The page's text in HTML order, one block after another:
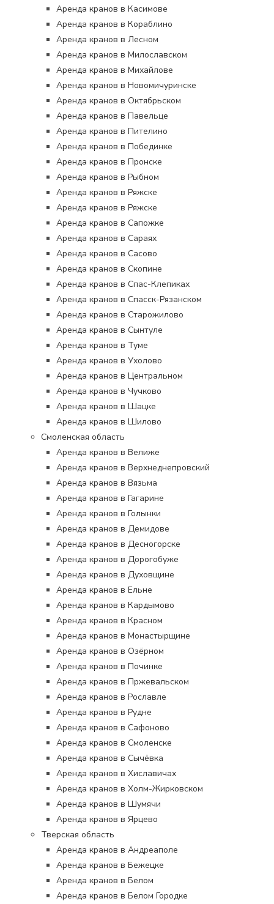
Аренда кранов в Касимове
Аренда кранов в Кораблино
Аренда кранов в Лесном
Аренда кранов в Милославском
Аренда кранов в Михайлове
Аренда кранов в Новомичуринске
Аренда кранов в Октябрьском
Аренда кранов в Павельце
Аренда кранов в Пителино
Аренда кранов в Побединке
Аренда кранов в Пронске
Аренда кранов в Рыбном
Аренда кранов в Ряжске
Аренда кранов в Ряжске
Аренда кранов в Сапожке
Аренда кранов в Сараях
Аренда кранов в Сасово
Аренда кранов в Скопине
Аренда кранов в Спас-Клепиках
Аренда кранов в Спасск-Рязанском
Аренда кранов в Старожилово
Аренда кранов в Сынтуле
Аренда кранов в Туме
Аренда кранов в Ухолово
Аренда кранов в Центральном
Аренда кранов в Чучково
Аренда кранов в Шацке
Аренда кранов в Шилово
Смоленская область
Аренда кранов в Велиже
Аренда кранов в Верхнеднепровский
Аренда кранов в Вязьма
Аренда кранов в Гагарине
Аренда кранов в Голынки
Аренда кранов в Демидове
Аренда кранов в Десногорске
Аренда кранов в Дорогобуже
Аренда кранов в Духовщине
Аренда кранов в Ельне
Аренда кранов в Кардымово
Аренда кранов в Красном
Аренда кранов в Монастырщине
Аренда кранов в Озёрном
Аренда кранов в Починке
Аренда кранов в Пржевальском
Аренда кранов в Рославле
Аренда кранов в Рудне
Аренда кранов в Сафоново
Аренда кранов в Смоленске
Аренда кранов в Сычёвка
Аренда кранов в Хиславичах
Аренда кранов в Холм-Жирковском
Аренда кранов в Шумячи
Аренда кранов в Ярцево
Тверская область
Аренда кранов в Андреаполе
Аренда кранов в Бежецке
Аренда кранов в Белом
Аренда кранов в Белом Городке